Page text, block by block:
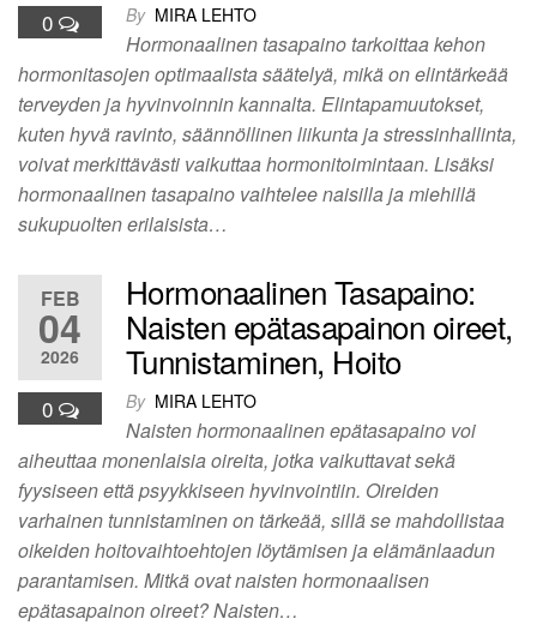
0 By MIRA LEHTO
Hormonaalinen tasapaino tarkoittaa kehon
hormonitasojen optimaalista säätelyä, mikä on elintärkeää
terveyden ja hyvinvoinnin kannalta. Elintapamuutokset,
kuten hyvä ravinto, säännöllinen liikunta ja stressinhallinta,
voivat merkittävästi vaikuttaa hormonitoimintaan. Lisäksi
hormonaalinen tasapaino vaihtelee naisilla ja miehillä
sukupuolten erilaisista…
FEB
04
2026
0
Hormonaalinen Tasapaino:
Naisten epätasapainon oireet,
Tunnistaminen, Hoito
By MIRA LEHTO
Naisten hormonaalinen epätasapaino voi
aiheuttaa monenlaisia oireita, jotka vaikuttavat sekä
fyysiseen että psyykkiseen hyvinvointiin. Oireiden
varhainen tunnistaminen on tärkeää, sillä se mahdollistaa
oikeiden hoitovaihtoehtojen löytämisen ja elämänlaadun
parantamisen. Mitkä ovat naisten hormonaalisen
epätasapainon oireet? Naisten…